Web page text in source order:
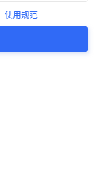
使用规范